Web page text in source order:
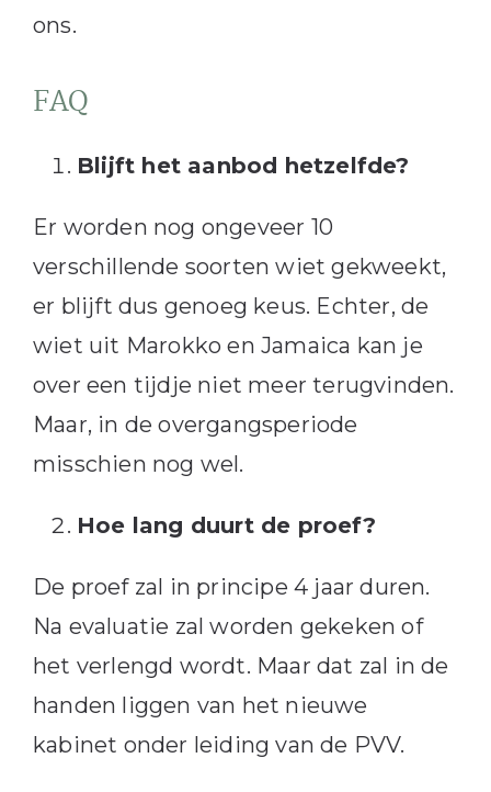
ons.
FAQ
Blijft het aanbod hetzelfde?
Er worden nog ongeveer 10
verschillende soorten wiet gekweekt,
er blijft dus genoeg keus. Echter, de
wiet uit Marokko en Jamaica kan je
over een tijdje niet meer terugvinden.
Maar, in de overgangsperiode
misschien nog wel.
Hoe lang duurt de proef?
De proef zal in principe 4 jaar duren.
Na evaluatie zal worden gekeken of
het verlengd wordt. Maar dat zal in de
handen liggen van het nieuwe
kabinet onder leiding van de PVV.